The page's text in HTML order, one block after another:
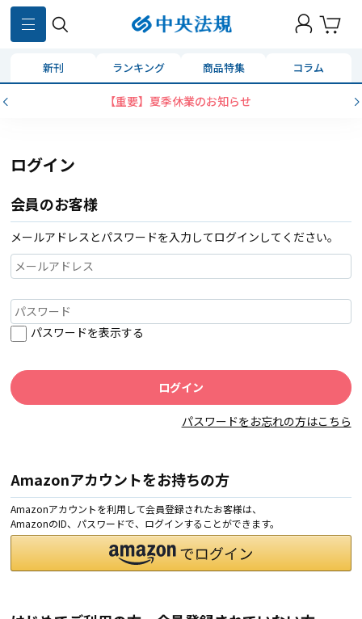
新刊 ランキング 商品特集 コラム
【重要】夏季休業のお知らせ
ログイン
会員のお客様
メールアドレスとパスワードを入力してログインしてください。
パスワードを表示する
パスワードをお忘れの方はこちら
Amazonアカウントをお持ちの方
Amazonアカウントを利用して会員登録されたお客様は、
AmazonのID、パスワードで、ログインすることができます。